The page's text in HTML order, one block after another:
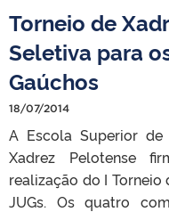
Torneio de
Seletiva para
Gaúchos
18/07/2014
A Escola Superior
Xadrez Pelotense
realização do I Torneio
JUGs. Os quatro